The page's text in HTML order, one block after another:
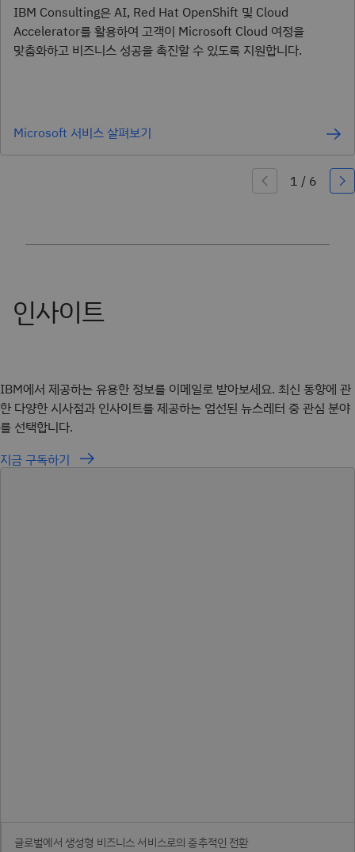
IBM Consulting은 AI, Red Hat OpenShift 및 Cloud
Accelerator를 활용하여 고객이 Microsoft Cloud 여정을
맞춤화하고 비즈니스 성공을 촉진할 수 있도록 지원합니다.
Microsoft 서비스 살펴보기
IBM에서 제공하는 유용한 정보를 이메일로 받아보세요. 최신 동향에 관
한 다양한 시사점과 인사이트를 제공하는 엄선된 뉴스레터 중 관심 분야
를 선택합니다.
지금 구독하기
글로벌에서 생성형 비즈니스 서비스로의 중추적인 전환